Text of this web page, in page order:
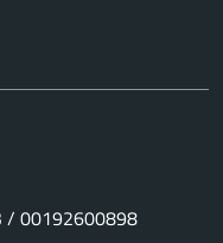
/ 00192600898